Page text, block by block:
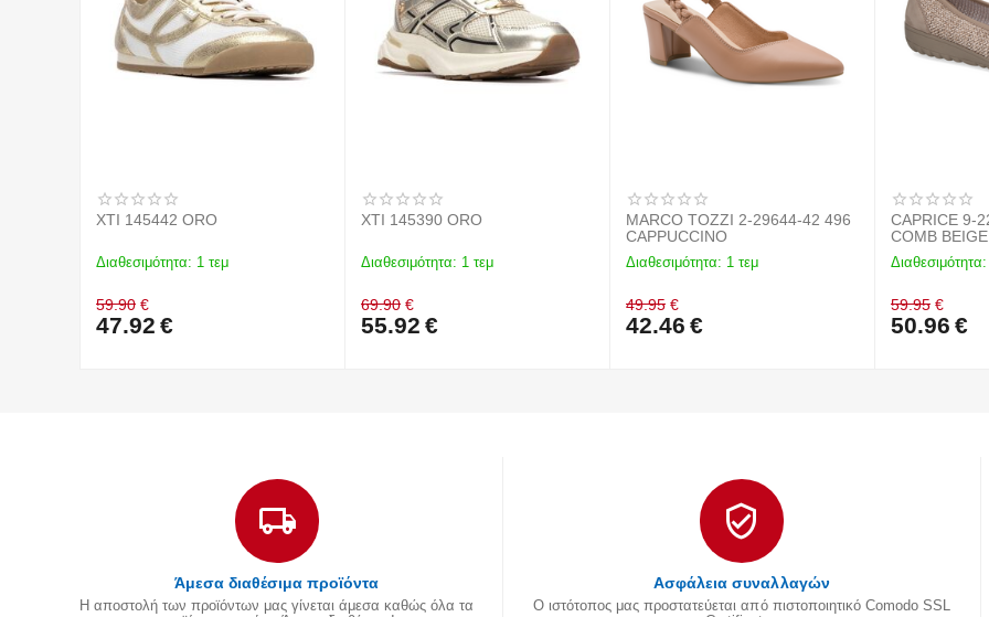
XTI 145442 ORO
Διαθεσιμότητα: 1 τεμ
59.90 €
47.92 €
XTI 145390 ORO
Διαθεσιμότητα: 1 τεμ
69.90 €
55.92 €
MARCO TOZZI 2-29644-42 496
CAPPUCCINO
Διαθεσιμότητα: 1 τεμ
49.95 €
42.46 €
CAPRICE 9-
COMB BEIGE
Διαθεσιμότητα:
59.95 €
50.96 €
Άμεσα διαθέσιμα προϊόντα
Η αποστολή των προϊόντων μας γίνεται άμεσα καθώς όλα τα
Ασφάλεια συναλλαγών
Ο ιστότοπος μας προστατεύεται από πιστοποιητικό Comodo SSL